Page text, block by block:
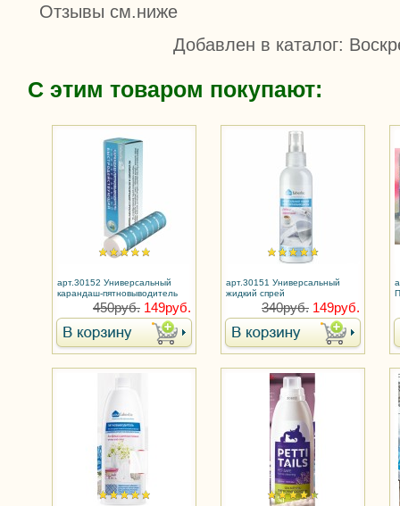
Отзывы см.ниже
Добавлен в каталог:
С этим товаром покупают:
арт.30152 Универсальный
карандаш-пятновыводитель
450руб. 149руб.
арт.30151 Универсальный
жидкий спрей
пятновыводитель
340руб. 149руб.